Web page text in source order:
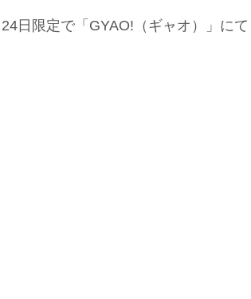
日限定で「GYAO!（ギャオ）」にて